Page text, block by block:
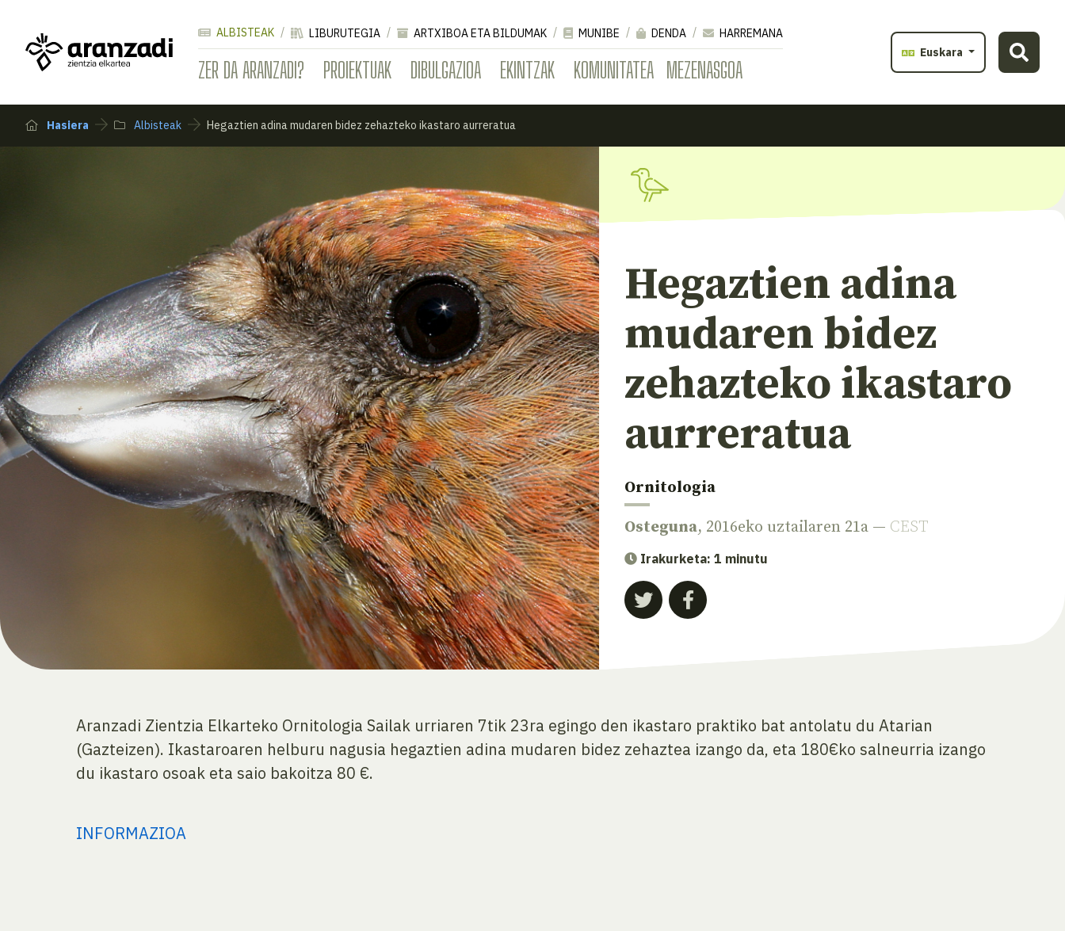
ZER DA ARANZADI? PROIEKTUAK DIBULGAZIOA EKINTZAK KOMUNITATEA MEZENASGOA
ALBISTEAK LIBURUTEGIA ARTXIBOA ETA BILDUMAK MUNIBE DENDA
HARREMANA
Euskara
Hasiera Albisteak Hegaztien adina mudaren bidez zehazteko ikastaro aurreratua
Hegaztien adina
mudaren bidez
zehazteko ikastaro
aurreratua
Ornitologia
Osteguna, 2016eko uztailaren 21a — CEST
Irakurketa: 1 minutu
Aranzadi Zientzia Elkarteko Ornitologia Sailak urriaren 7tik 23ra egingo den ikastaro praktiko bat antolatu du Atarian
(Gazteizen). Ikastaroaren helburu nagusia hegaztien adina mudaren bidez zehaztea izango da, eta 180€ko salneurria izango
du ikastaro osoak eta saio bakoitza 80 €.
INFORMAZIOA